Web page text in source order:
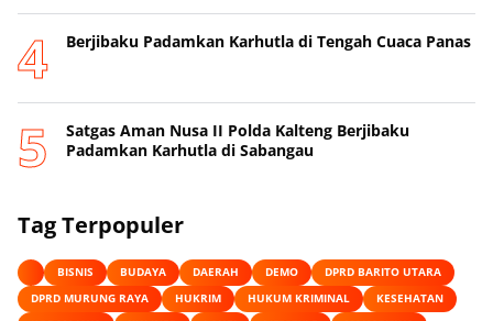
Berjibaku Padamkan Karhutla di Tengah Cuaca Panas
Satgas Aman Nusa II Polda Kalteng Berjibaku
Padamkan Karhutla di Sabangau
Tag Terpopuler
BISNIS BUDAYA DAERAH DEMO
DPRD BARITO UTARA
DPRD MURUNG RAYA
HUKRIM HUKUM KRIMINAL
KESEHATAN